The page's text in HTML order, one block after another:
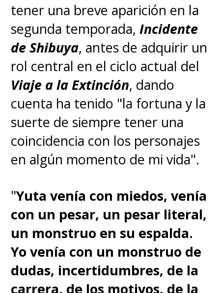
tener una breve aparición en la
segunda temporada,Incidente
de Shibuya, antes de adquirir un
rol central en el ciclo actual del
Viaje a la Extinción, dando
cuenta ha tenido "la fortuna y la
suerte de siempre tener una
coincidencia con los personajes
en algún momento de mi vida".
"Yuta venía con miedos, venía
con un pesar, un pesar literal,
un monstruo en su espalda.
Yo venía con un monstruo de
dudas, incertidumbres, de la
carrera, de los motivos, de la